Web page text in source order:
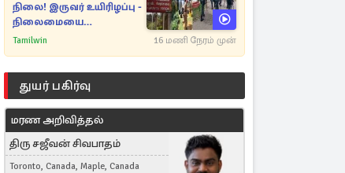
நிலை! இருவர் உயிரிழப்பு -
நிலைமையை
கட்டுப்படுத்த பொலிஸார்
Tamilwin 16 மணி நேரம் முன்
துயர் பகிர்வு
மரண அறிவித்தல்
திரு சஜீவன் சிவபாதம்
Toronto, Canada, Maple, Canada